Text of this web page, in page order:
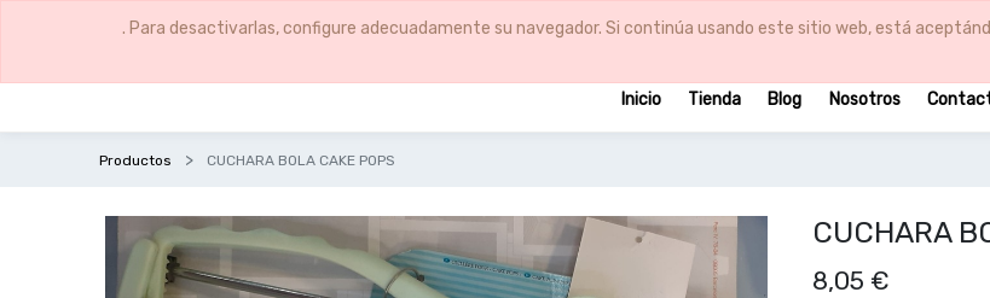
. Para desactivarlas, configure adecuadamente su navegador. Si continúa usando este sitio web, está
Inicio Tienda Blog Nosotros
Productos CUCHARA BOLA CAKE POPS
CUCHARA
8,05 €